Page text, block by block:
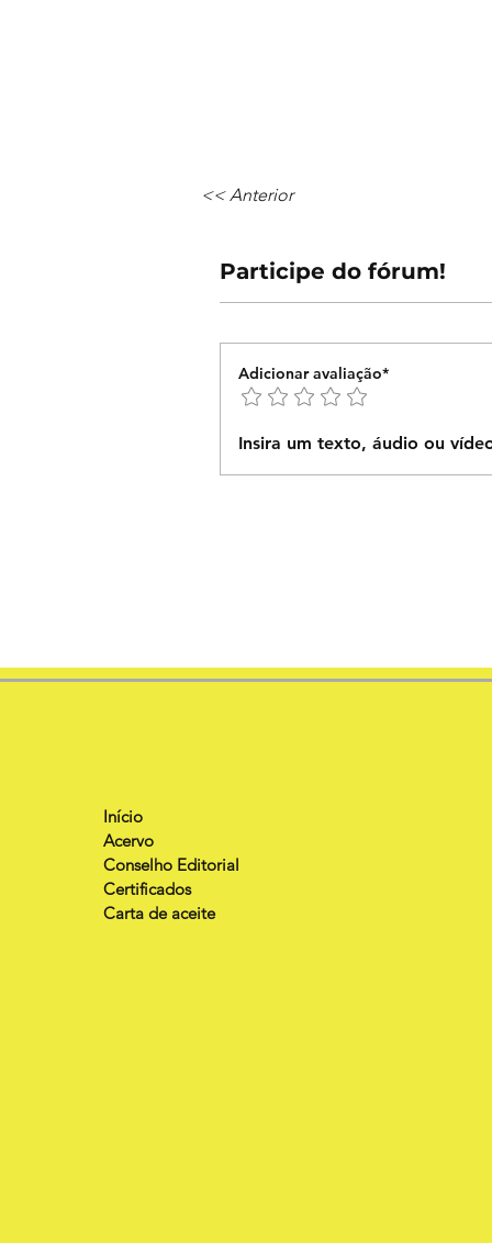
<< Anterior
Participe do fórum!
Adicionar avaliação*
Insira um texto, áudio ou
Início
Acervo
Conselho Editorial
Certificados
Carta de aceite